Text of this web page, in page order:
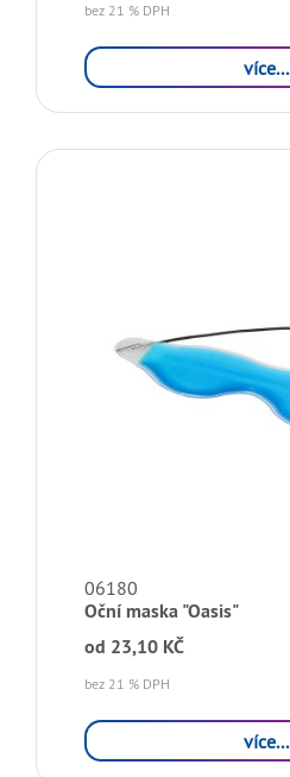
bez 21 % DPH
více...
06180
Oční maska "Oasis"
od 23,10 KČ
bez 21 % DPH
více...